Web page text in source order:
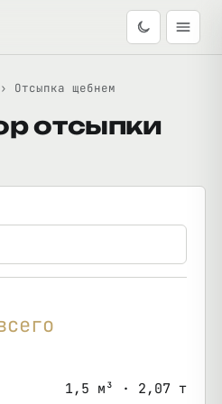
› Отсыпка щебнем
отсыпки
1,5 м³ · 2,07 т